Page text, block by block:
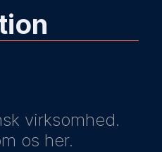
virksomhed.
os her.